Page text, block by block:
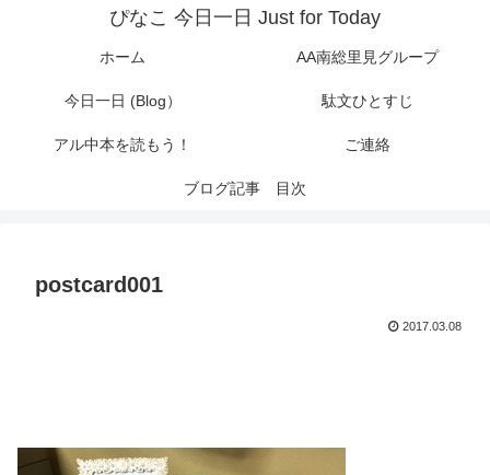
ぴなこ 今日一日 Just for Today
ホーム AA南総里見グループ
今日一日 (Blog） 駄文ひとすじ
アル中本を読もう！ ご連絡
ブログ記事 目次
postcard001
2017.03.08